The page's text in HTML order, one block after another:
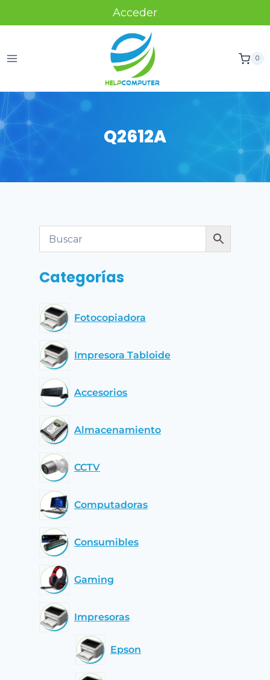
Acceder
0
Q2612A
Categorías
Fotocopiadora
Impresora Tabloide
Accesorios
Almacenamiento
CCTV
Computadoras
Consumibles
Gaming
Impresoras
Epson